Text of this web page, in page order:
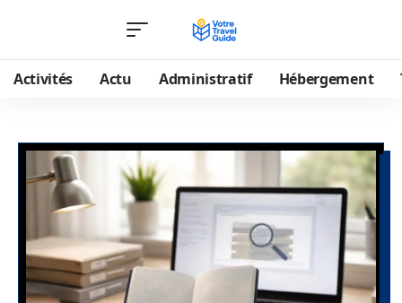
Activités Actu Administratif Hébergement